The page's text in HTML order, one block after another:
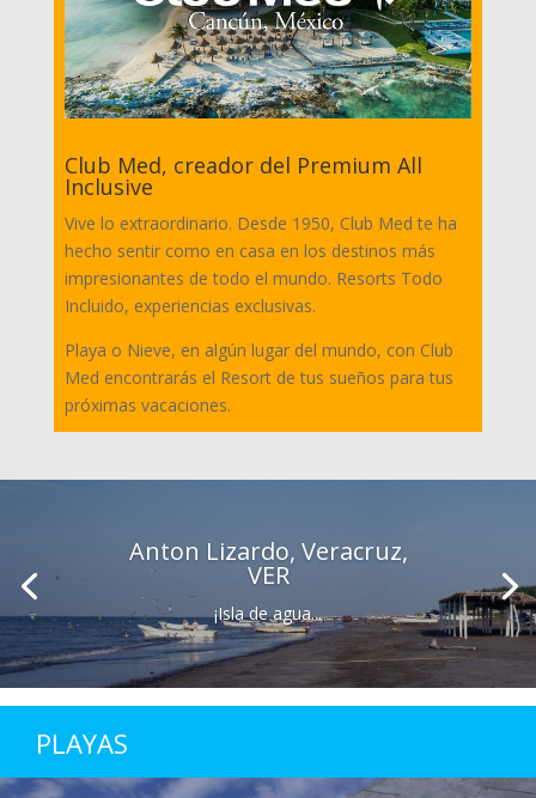
Club Med, creador del Premium All
Inclusive
Vive lo extraordinario. Desde 1950, Club Med te ha
hecho sentir como en casa en los destinos más
impresionantes de todo el mundo. Resorts Todo
Incluido, experiencias exclusivas.
Playa o Nieve, en algún lugar del mundo, con Club
Med encontrarás el Resort de tus sueños para tus
próximas vacaciones.
Anton Lizardo, Veracruz,
VER
¡Isla de agua...
PLAYAS